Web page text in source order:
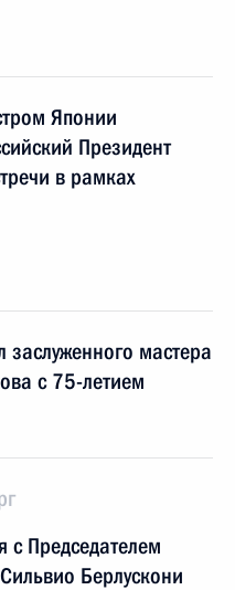
Японии
Президент
в рамках
мастера
с 75-летием
с Председателем
Берлускони